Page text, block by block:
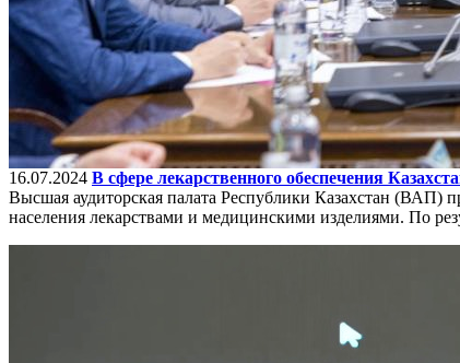
16.07.2024 В сфере лекарственного обеспечения
Высшая аудиторская палата Республики Казахстан (ВАП)
населения лекарствами и медицинскими изделиями. По